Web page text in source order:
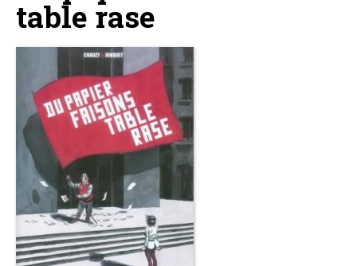
table rase